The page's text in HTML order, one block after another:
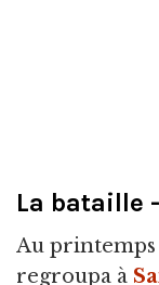
La bataille
Au printemps
regroupa à